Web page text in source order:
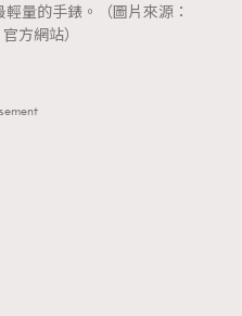
量的手錶。（圖片來源：
方網站）